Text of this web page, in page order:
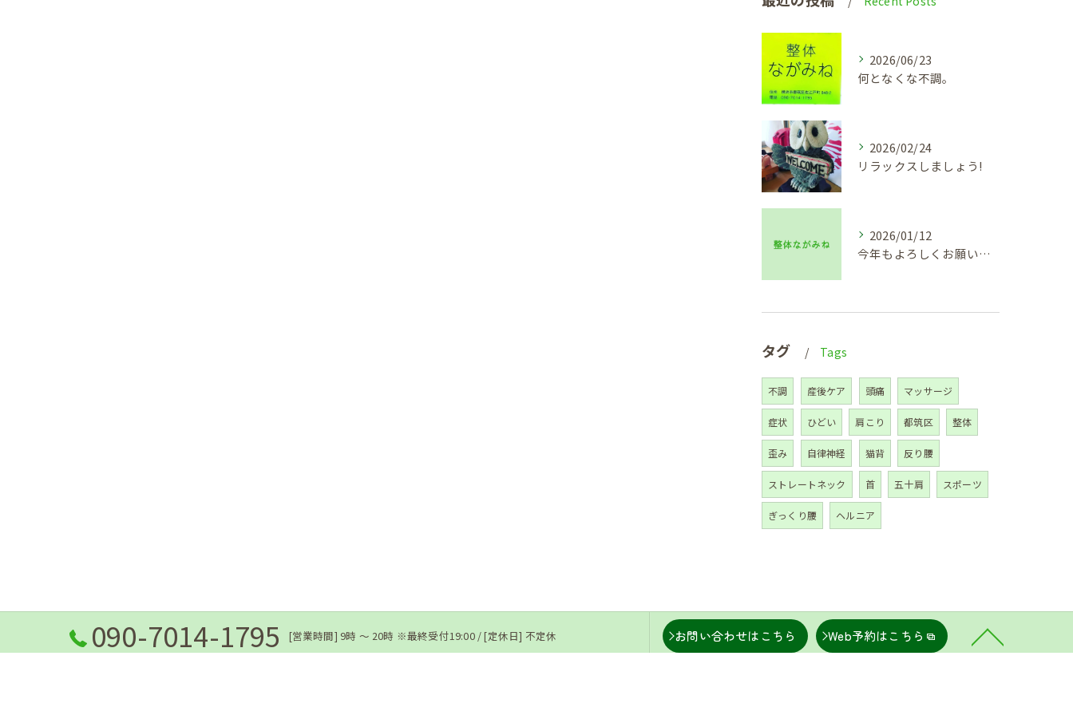
2026/06/23
何となくな不調。
2026/02/24
リラックスしましょう!
2026/01/12
今年もよろしくお願い致します🙇
タグ Tags
不調 産後ケア 頭痛 マッサージ
症状 ひどい 肩こり 都筑区 整体
歪み 自律神経 猫背 反り腰
ストレートネック 首 五十肩 スポーツ
ぎっくり腰 ヘルニア
090-7014-1795 [営業時間] 9時 〜 20時 ※最終受付19:00 / [定休日] 不定休 お問い合わせはこちら Web予約はこちら